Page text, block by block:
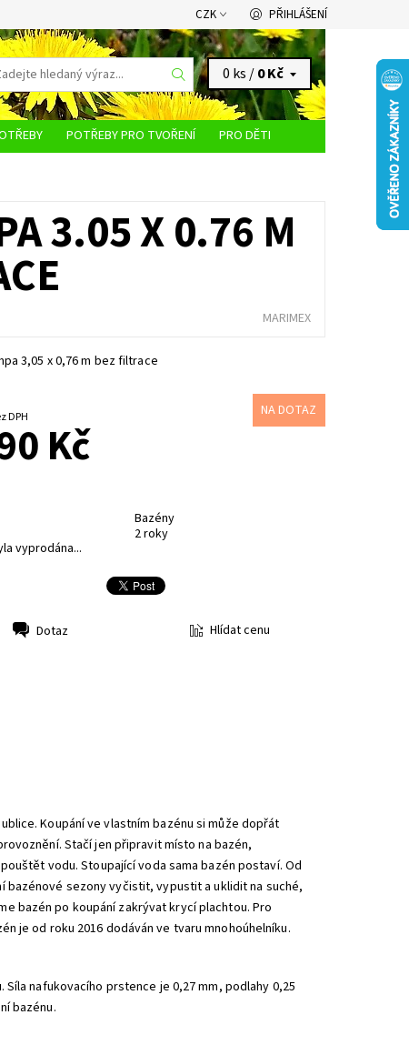
CZK PŘIHLÁŠENÍ
0 ks /0 Kč
POTŘEBY PRO TVOŘENÍ
PRO DĚTI
3.05 X 0.76 M
MARIMEX
3,05 x 0,76 m bez filtrace
Kč bez DPH NA DOTAZ
Kč
Bazény
2 roky
vyprodána...
Dotaz Hlídat cenu
Koupání ve vlastním bazénu si může dopřát
Stačí jen připravit místo na bazén,
vodu. Stoupající voda sama bazén postaví. Od
bazénové sezony vyčistit, vypustit a uklidit na suché,
bazén po koupání zakrývat krycí plachtou. Pro
je od roku 2016 dodáván ve tvaru mnohoúhelníku.
nafukovacího prstence je 0,27 mm, podlahy 0,25
bazénu.